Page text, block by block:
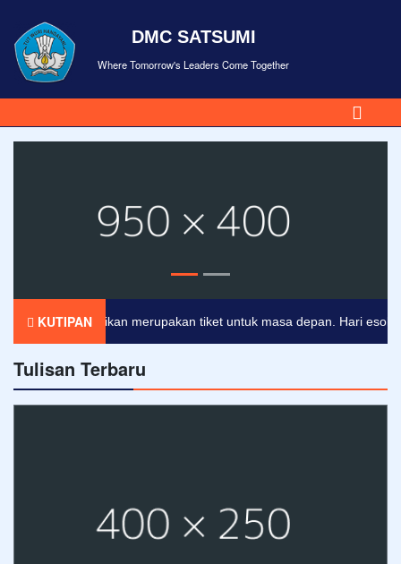
DMC SATSUMI
Where Tomorrow's Leaders Come Together
KUTIPAN
Pendidikan merupakan tiket untuk masa depan. Hari esok
Tulisan Terbaru